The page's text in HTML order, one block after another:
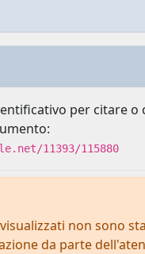
per citare o
11393/115880
non sono
da parte